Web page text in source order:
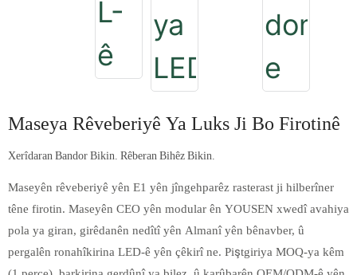
Maseya Rêveberiyê Ya Luks Ji Bo Firotinê
Xerîdaran Bandor Bikin. Rêberan Bihêz Bikin.
Maseyên rêveberiyê yên E1 yên jîngehparêz rasterast ji hilberîner
têne firotin. Maseyên CEO yên modular ên YOUSEN xwedî avahiya
pola ya giran, girêdanên nedîtî yên Almanî yên bênavber, û
pergalên ronahîkirina LED-ê yên çêkirî ne. Piştgiriya MOQ-ya kêm